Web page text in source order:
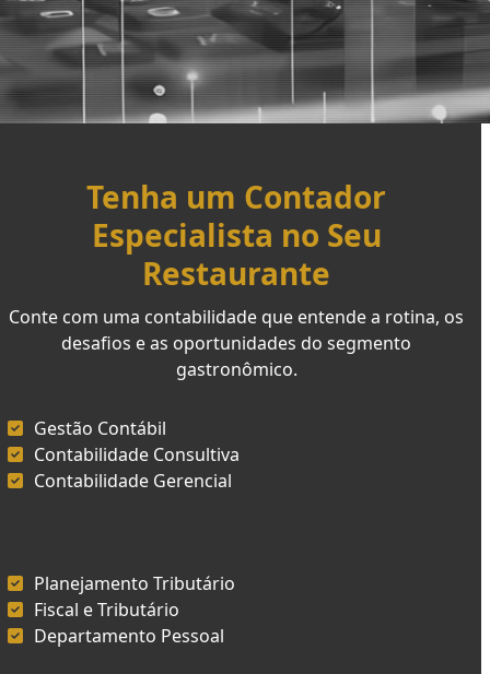
Tenha um Contador
Especialista no Seu
Restaurante
Conte com uma contabilidade que entende a rotina, os
desafios e as oportunidades do segmento
gastronômico.
Gestão Contábil
Contabilidade Consultiva
Contabilidade Gerencial
Planejamento Tributário
Fiscal e Tributário
Departamento Pessoal